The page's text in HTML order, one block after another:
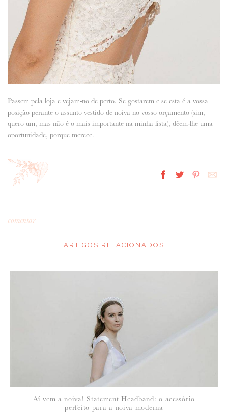
Passem pela loja e vejam-no de perto. Se gostarem e se esta é a vossa
posição perante o assunto vestido de noiva no vosso orçamento (sim,
quero um, mas não é o mais importante na minha lista), dêem-lhe uma
oportunidade, porque merece.
comentar
ARTIGOS RELACIONADOS
Aí vem a noiva! Statement Headband: o acessório
perfeito para a noiva moderna